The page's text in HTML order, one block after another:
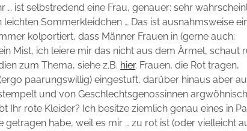
… ist selbstredend eine Frau, genauer: sehr
Sommerkleidchen … Das ist ausnahmsweise
kolportiert, dass Männer Frauen in (gerne auch:
Mist, ich leiere mir das nicht aus dem Ärmel, schaut
zum Thema, siehe z.B. hier. Frauen, die Rot tragen,
paarungswillig) eingestuft, darüber hinaus aber
und von Geschlechtsgenossinnen
Ihr rote Kleider? Ich besitze ziemlich genau eines in
getragen habe, weil es mir … zu rot ist (oder vielleicht